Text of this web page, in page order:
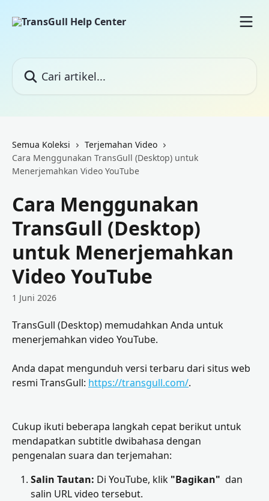
Semua Koleksi
Terjemahan Video
Cara Menggunakan TransGull (Desktop) untuk
Menerjemahkan Video YouTube
Cara Menggunakan
TransGull (Desktop)
untuk Menerjemahkan
Video YouTube
1 Juni 2026
TransGull (Desktop) memudahkan Anda untuk
menerjemahkan video YouTube.
Anda dapat mengunduh versi terbaru dari situs web
resmi TransGull: https://transgull.com/.
Cukup ikuti beberapa langkah cepat berikut untuk
mendapatkan subtitle dwibahasa dengan
pengenalan suara dan terjemahan:
Salin Tautan: Di YouTube, klik "Bagikan"
  dan
salin URL video tersebut.